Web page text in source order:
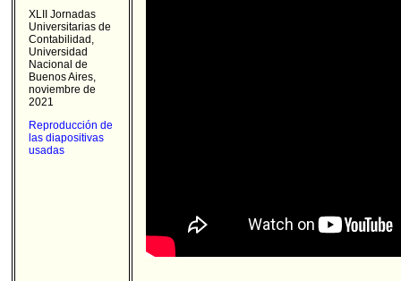
XLII Jornadas
Universitarias de
Contabilidad,
Universidad
Nacional de
Buenos Aires,
noviembre de
2021
Reproducción de
las diapositivas
usadas